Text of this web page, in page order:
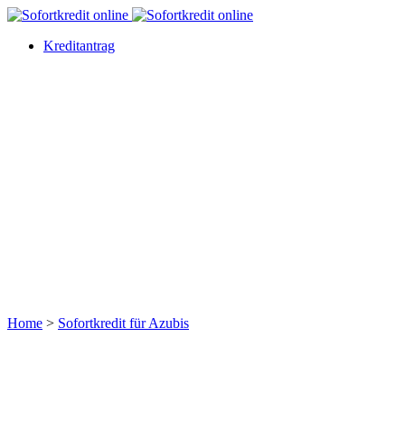
Kreditantrag
Home > Sofortkredit für Azubis